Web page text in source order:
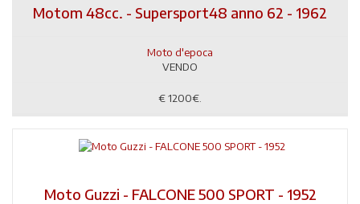
Motom 48cc. - Supersport48 anno 62 - 1962
Moto d'epoca
VENDO
€1200€.
Moto Guzzi - FALCONE 500 SPORT - 1952